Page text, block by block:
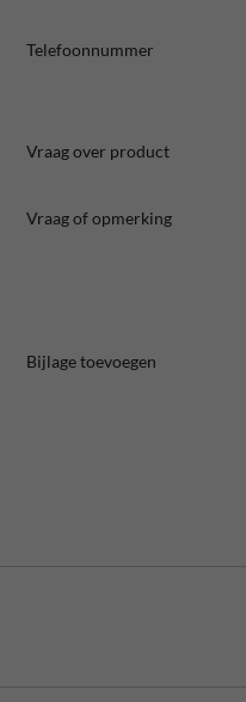
Telefoonnummer
Vraag over product
Vraag of opmerking
Bijlage toevoegen